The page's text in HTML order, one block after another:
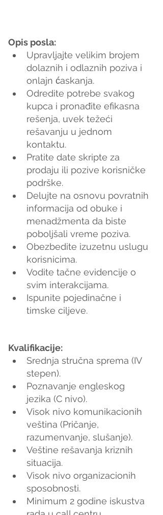
Opis posla:
Upravljajte velikim brojem
dolaznih i odlaznih poziva i
onlajn ćaskanja.
Odredite potrebe svakog
kupca i pronađite efikasna
rešenja, uvek težeći
rešavanju u jednom
kontaktu.
Pratite date skripte za
prodaju ili pozive korisničke
podrške.
Delujte na osnovu povratnih
informacija od obuke i
menadžmenta da biste
poboljšali vreme poziva.
Obezbedite izuzetnu uslugu
korisnicima.
Vodite tačne evidencije o
svim interakcijama.
Ispunite pojedinačne i
timske ciljeve.
Kvalifikacije:
Srednja stručna sprema (IV
stepen).
Poznavanje engleskog
jezika (C nivo).
Visok nivo komunikacionih
veština (Pričanje,
razumenvanje, slušanje).
Veštine rešavanja kriznih
situacija.
Visok nivo organizacionih
sposobnosti.
Minimum 2 godine iskustva